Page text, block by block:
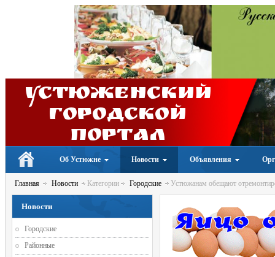
Устюженский
Городской
портал
Об Устюжне Новости Объявления
Главная Новости Категории Городские Устюжанам обещают
Новости
Городские
Районные